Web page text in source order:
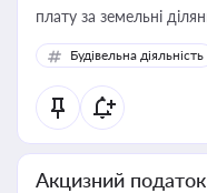
Будівельна діяльність
Акцизний податок